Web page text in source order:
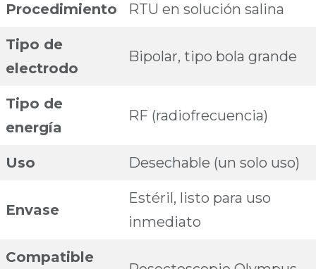
Procedimiento RTU en solución salina
Tipo de
electrodo
Bipolar, tipo bola grande
Tipo de
energía
RF (radiofrecuencia)
Uso Desechable (un solo uso)
Envase
Estéril, listo para uso
inmediato
Compatible